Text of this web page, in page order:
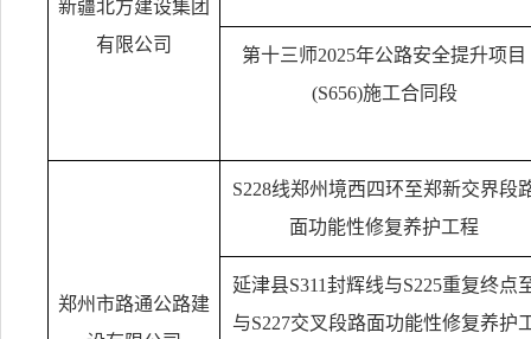
新疆北方建设集团
有限公司
第十三师2025年公路安全提升项目
(S656)施工合同段
郑州市路通公路建
S228线郑州境西四环至郑新交界段
面功能性修复养护工程
延津县S311封辉线与S225重复终点
与S227交叉段路面功能性修复养护